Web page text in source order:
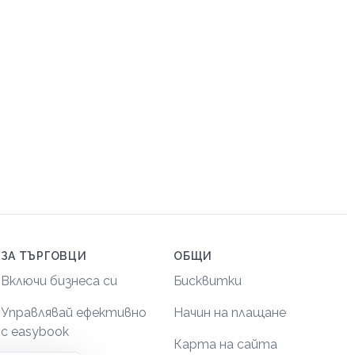
ЗА ТЪРГОВЦИ
Включи бизнеса си
Управлявай ефективно
с easybook
ОБЩИ
Бисквитки
Начин на плащане
Карта на сайта